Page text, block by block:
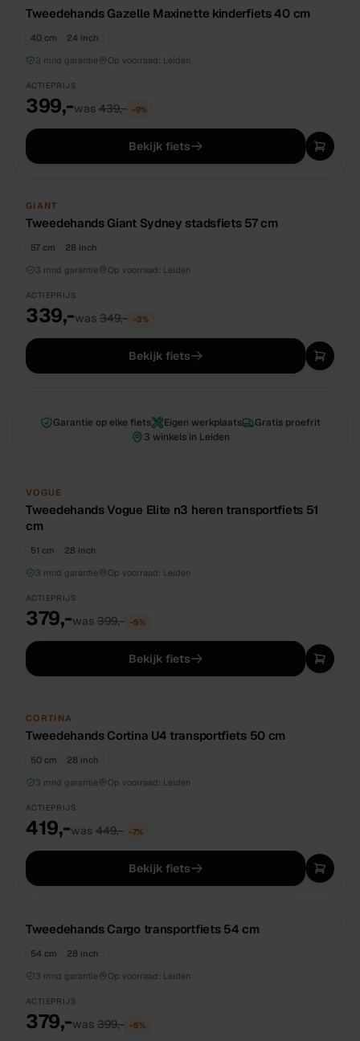
Tweedehands Gazelle Maxinette kinderfiets 40 cm
40 cm
24 inch
3 mnd garantie
Op voorraad: Leiden
ACTIEPRIJS
399,-was 439,- −9%
Bekijk fiets
TWEEDEHANDS
GIANT
Tweedehands Giant Sydney stadsfiets 57 cm
57 cm
28 inch
3 mnd garantie
Op voorraad: Leiden
ACTIEPRIJS
339,-was 349,- −3%
Bekijk fiets
Garantie op elke fiets Eigen werkplaats
Gratis proefrit
3 winkels in Leiden
TWEEDEHANDS
VOGUE
Tweedehands Vogue Elite n3 heren transportfiets 51
cm
51 cm
28 inch
3 mnd garantie
Op voorraad: Leiden
ACTIEPRIJS
379,-was 399,- −5%
Bekijk fiets
TWEEDEHANDS
CORTINA
Tweedehands Cortina U4 transportfiets 50 cm
50 cm
28 inch
3 mnd garantie
Op voorraad: Leiden
ACTIEPRIJS
419,-was 449,- −7%
Bekijk fiets
TWEEDEHANDS
Tweedehands Cargo transportfiets 54 cm
54 cm
28 inch
3 mnd garantie
Op voorraad: Leiden
ACTIEPRIJS
379,-was 399,- −5%